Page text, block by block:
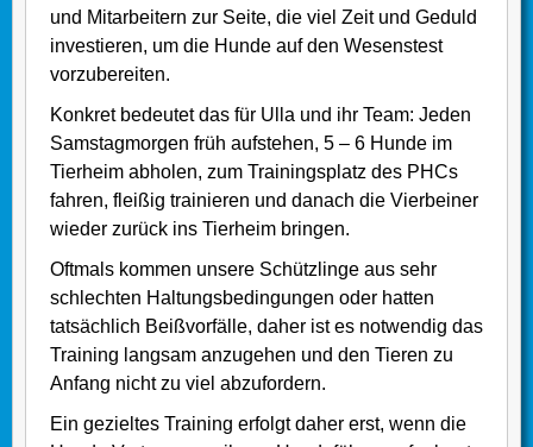
und Mitarbeitern zur Seite, die viel Zeit und Geduld
investieren, um die Hunde auf den Wesenstest
vorzubereiten.
Konkret bedeutet das für Ulla und ihr Team: Jeden
Samstagmorgen früh aufstehen, 5 – 6 Hunde im
Tierheim abholen, zum Trainingsplatz des PHCs
fahren, fleißig trainieren und danach die Vierbeiner
wieder zurück ins Tierheim bringen.
Oftmals kommen unsere Schützlinge aus sehr
schlechten Haltungsbedingungen oder hatten
tatsächlich Beißvorfälle, daher ist es notwendig das
Training langsam anzugehen und den Tieren zu
Anfang nicht zu viel abzufordern.
Ein gezieltes Training erfolgt daher erst, wenn die